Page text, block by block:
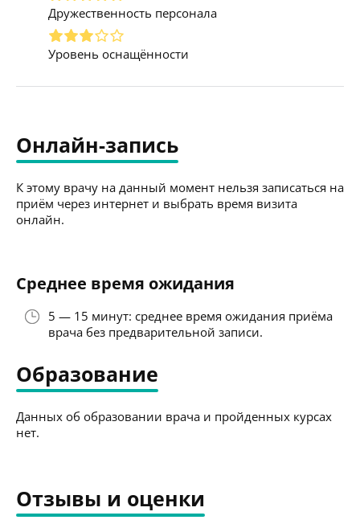
Дружественность персонала
Уровень оснащённости
Онлайн-запись
К этому врачу на данный момент нельзя записаться на
приём через интернет и выбрать время визита
онлайн.
Среднее время ожидания
5 — 15 минут: среднее время ожидания приёма
врача без предварительной записи.
Образование
Данных об образовании врача и пройденных курсах
нет.
Отзывы и оценки